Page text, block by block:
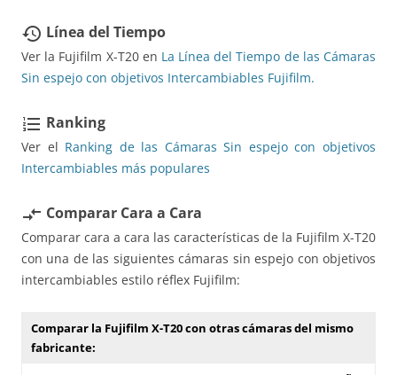
restore Línea del Tiempo
Ver la Fujifilm X-T20 en La Línea del Tiempo de las Cámaras
Sin espejo con objetivos Intercambiables Fujifilm.
format_list_numbered Ranking
Ver el Ranking de las Cámaras Sin espejo con objetivos
Intercambiables más populares
compare_arrows Comparar Cara a Cara
Comparar cara a cara las características de la Fujifilm X-T20
con una de las siguientes cámaras sin espejo con objetivos
intercambiables estilo réflex Fujifilm:
Comparar la Fujifilm X-T20 con otras cámaras del mismo
fabricante: